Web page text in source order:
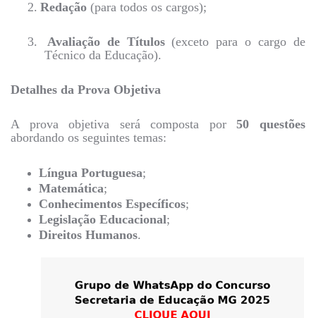
2. Redação (para todos os cargos);
3. Avaliação de Títulos(exceto para o cargo de
Técnico da Educação).
Detalhes da Prova Objetiva
A prova objetiva será composta por50 questões
abordando os seguintes temas:
Língua Portuguesa;
Matemática;
Conhecimentos Específicos;
Legislação Educacional;
Direitos Humanos.